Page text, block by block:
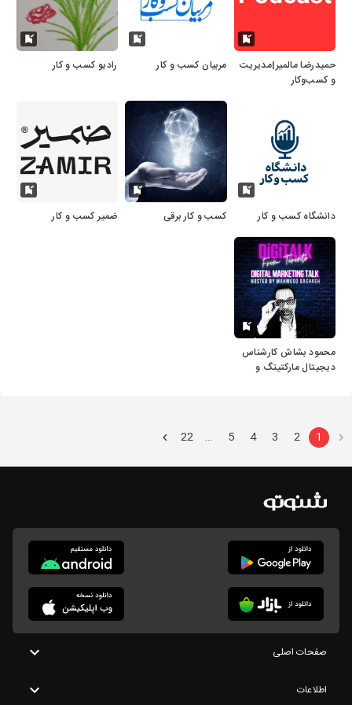
حمیدرضا مالمیر|مدیریت
و کسب‌وکار
مربیان کسب و کار رادیو کسب و کار
دانشگاه کسب و کار کسب و کار برقی ضمیر کسب و کار
محمود بشاش کارشناس
دیجیتال مارکتینگ و
1
2
3
4
5
…
22
صفحات اصلی
اطلاعات